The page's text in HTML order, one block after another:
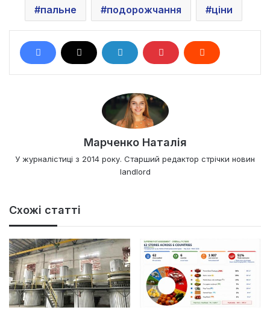
пальне подорожчання ціни
Марченко Наталія
У журналістиці з 2014 року. Старший редактор стрічки новин
landlord
Схожі статті